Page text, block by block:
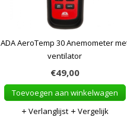
ADA AeroTemp 30 Anemometer
ventilator
€49,00
Toevoegen aan winkelwagen
Verlanglijst
Vergelijk